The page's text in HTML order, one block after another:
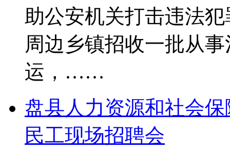
助公安机关打击违法
周边乡镇招收一批从
运，……
盘县人力资源和社会
民工现场招聘会